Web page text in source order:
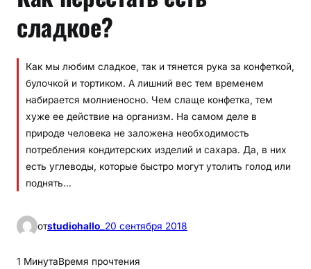
сладкое?
Как мы любим сладкое, так и тянется рука за конфеткой,
булочкой и тортиком. А лишний вес тем временем
набирается молниеносно. Чем слаще конфетка, тем
хуже ее действие на организм. На самом деле в
природе человека не заложена необходимость
потребления кондитерских изделий и сахара. Да, в них
есть углеводы, которые быстро могут утолить голод или
поднять…
отstudiohallo_ 20 сентября 2018
1 МинутаВремя прочтения